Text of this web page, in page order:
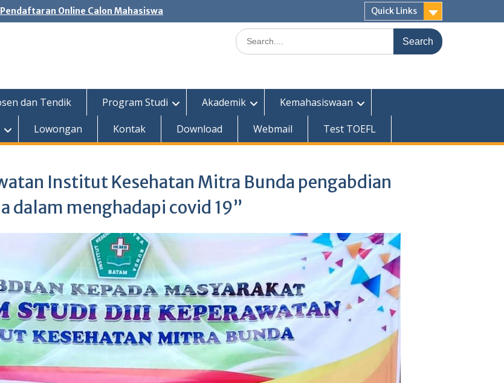
Pendaftaran Online Calon Mahasiswa Quick Links
Search
for:
dan Tendik Program Studi Akademik
Kemahasiswaan
Lowongan Kontak Download Webmail Test TOEFL
Institut Kesehatan Mitra Bunda pengabdian
dalam menghadapi covid 19”